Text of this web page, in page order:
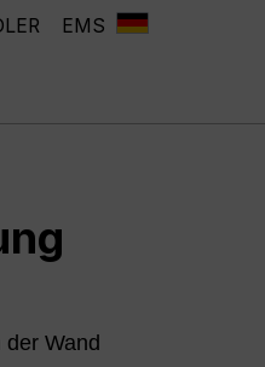
EMS
Wand